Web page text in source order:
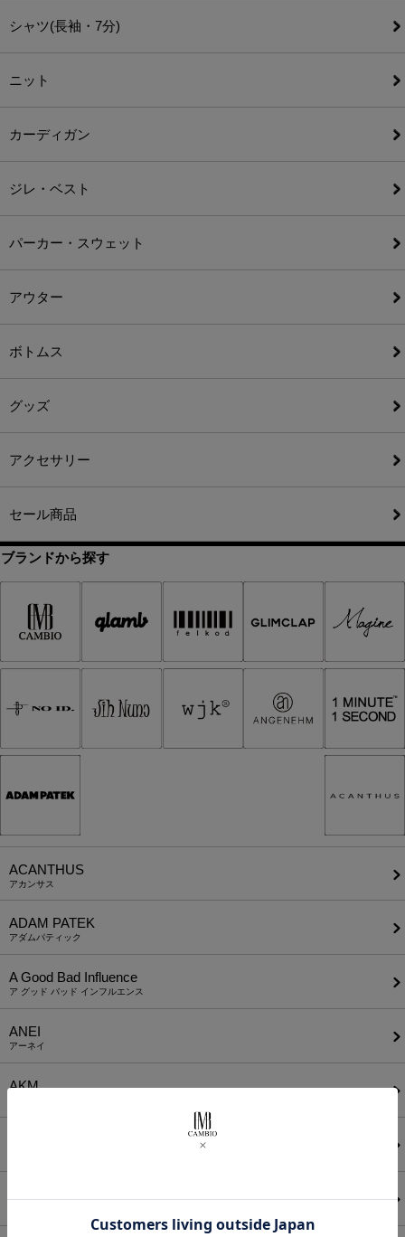
シャツ(長袖・7分)
ニット
カーディガン
ジレ・ベスト
パーカー・スウェット
アウター
ボトムス
グッズ
アクセサリー
セール商品
ブランドから探す
ACANTHUS
アカンサス
ADAM PATEK
アダムパティック
A Good Bad Influence
ア グッド バッド インフルエンス
ANEI
アーネイ
AKM